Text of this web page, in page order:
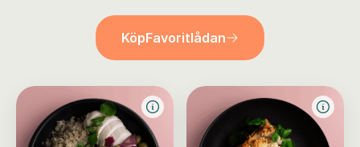
KöpFavoritlådan